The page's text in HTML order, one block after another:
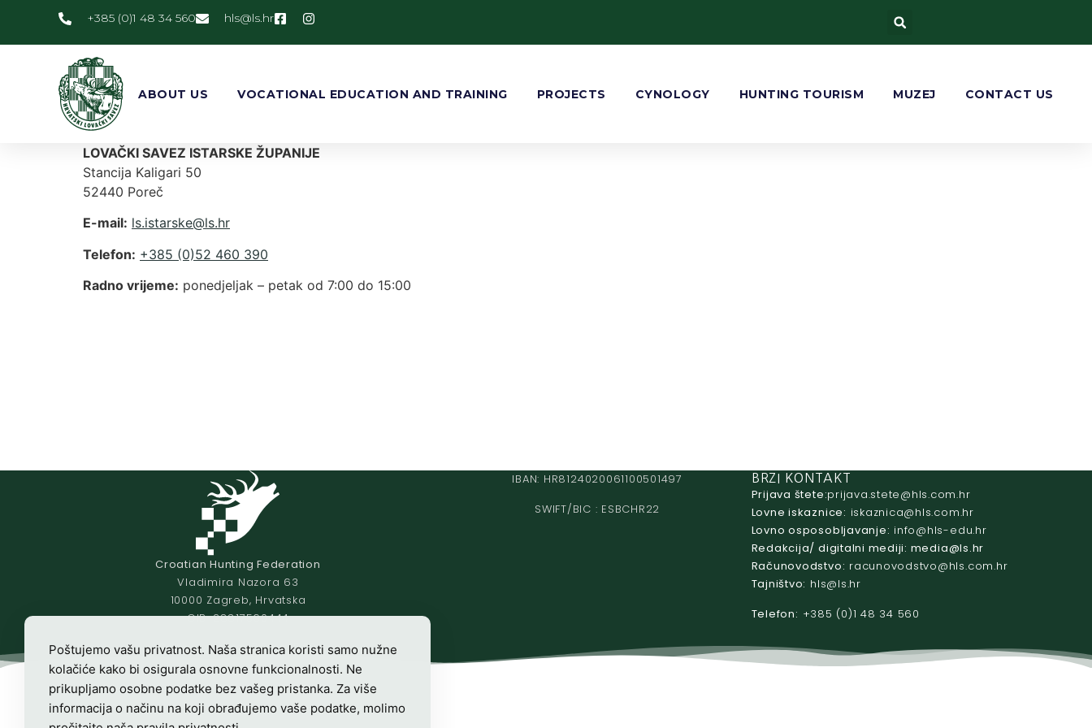
+385 (0)1 48 34 560 rh.sl
@slh
ABOUT US VOCATIONAL EDUCATION AND TRAINING PROJECTS CYNOLOGY HUNTING TOURISM MUZEJ CONTACT US
LOVAČKI SAVEZ ISTARSKE ŽUPANIJE
Stancija Kaligari 50
52440 Poreč
E-mail:
rh.sl
@eksratsi.sl
Telefon: +385 (0)52 460 390
Radno vrijeme: ponedjeljak – petak od 7:00 do 15:00
Croatian Hunting Federation
Vladimira Nazora 63
10000 Zagreb, Hrvatska
OIB-28817560444
Radno vrijeme:7:00 – 15:00
IBAN: HR8124020061100501497
SWIFT/BIC : ESBCHR22
BRZI KONTAKT
Prijava štete: rh.moc.slh
@etets.avajirp
Lovne iskaznice:
rh.moc.slh
@acinzaksi
Lovno osposobljavanje:
rh.ude-slh
@ofni
Redakcija/ digitalni mediji:
rh.sl
@aidem
Računovodstvo:
rh.moc.slh
@ovtsdovonucar
Tajništvo:
rh.sl
@slh
Telefon: +385 (0)1 48 34 560
Poštujemo vašu privatnost. Naša stranica koristi samo nužne
kolačiće kako bi osigurala osnovne funkcionalnosti. Ne
prikupljamo osobne podatke bez vašeg pristanka. Za više
informacija o načinu na koji obrađujemo vaše podatke, molimo